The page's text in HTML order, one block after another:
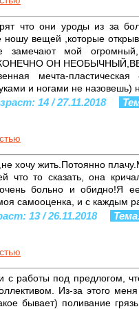
что они уроды из за
ношу вещей ,которые
замечают мой
ОН
мечта-
и ногами не назовешь)
14 / 27.11.2018
хочу жить.Потоянно
что то сказать, она
больно и обидно!Я
самооценка, и с каждым
13 / 26.11.2018
с работы под предлогом,
Из-за этого
бывает) поливание